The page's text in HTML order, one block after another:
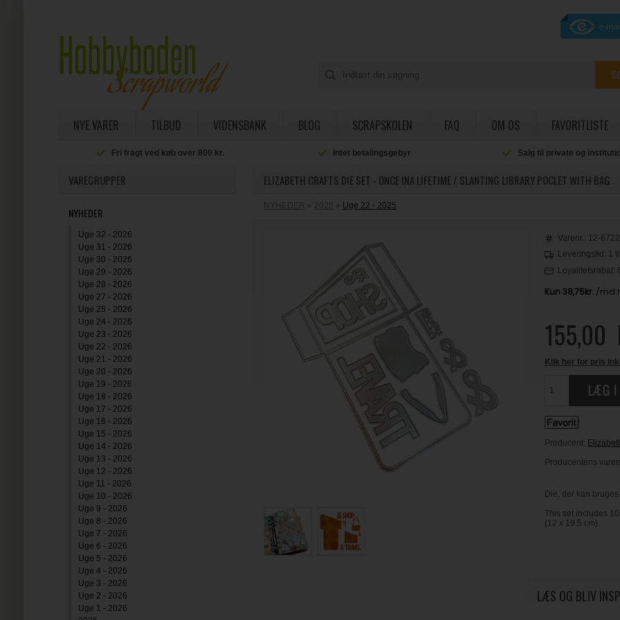
NYE VARER TILBUD VIDENSBANK BLOG SCRAPSKOLEN FAQ OM OS FAVORITLISTE
Fri fragt ved køb over 800 kr. Intet betalingsgebyr Salg til private og
VAREGRUPPER
NYHEDER
Uge 32 - 2026
Uge 31 - 2026
Uge 30 - 2026
Uge 29 - 2026
Uge 28 - 2026
Uge 27 - 2026
Uge 25 - 2026
Uge 24 - 2026
Uge 23 - 2026
Uge 22 - 2026
Uge 21 - 2026
Uge 20 - 2026
Uge 19 - 2026
Uge 18 - 2026
Uge 17 - 2026
Uge 16 - 2026
Uge 15 - 2026
Uge 14 - 2026
Uge 13 - 2026
Uge 12 - 2026
Uge 11 - 2026
Uge 10 - 2026
Uge 9 - 2026
Uge 8 - 2026
Uge 7 - 2026
Uge 6 - 2026
Uge 5 - 2026
Uge 4 - 2026
Uge 3 - 2026
Uge 2 - 2026
Uge 1 - 2026
ELIZABETH CRAFTS DIE SET - ONCE INA LIFETIME / SLANTING LIBRARY POCLET WITH BAG
NYHEDER » 2025 » Uge 22 - 2025
Varenr.: 12-
Leveringstid: 1
Loyalitetsrabat:
155,00
Klik her for pris
Producent:
Producentens
Die, der kan
This set includes
(12 x 19.5 cm).
LÆS OG BLIV